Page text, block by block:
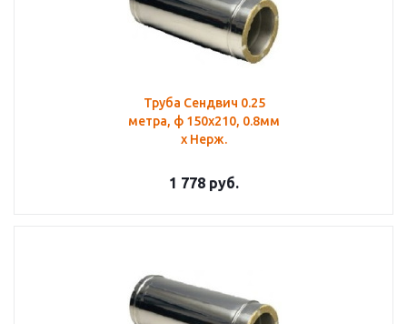
Труба Сендвич 0.25
метра, ф 150х210, 0.8мм
х Нерж.
1 778 руб.